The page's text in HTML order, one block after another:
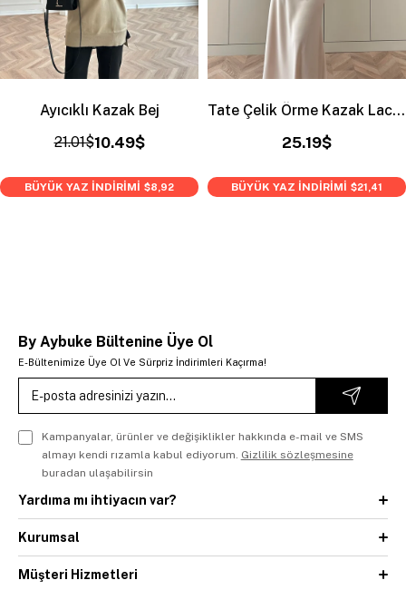
Ayıcıklı Kazak Bej
10.49$
21.01$
BÜYÜK YAZ İNDİRİMİ $8,92
Tate Çelik Örme Kazak Lacivert
25.19$
BÜYÜK YAZ İNDİRİMİ $21,41
By Aybuke Bültenine Üye Ol
E-Bültenimize Üye Ol Ve Sürpriz İndirimleri Kaçırma!
Kampanyalar, ürünler ve değişiklikler hakkında e-mail ve SMS
almayı kendi rızamla kabul ediyorum. Gizlilik sözleşmesine
buradan ulaşabilirsin
Yardıma mı ihtiyacın var?
Kurumsal
Müşteri Hizmetleri